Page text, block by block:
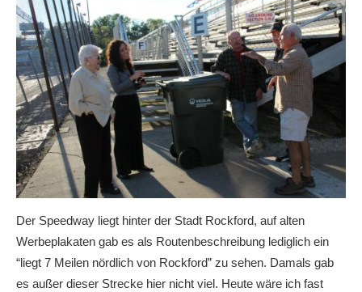
Der Speedway liegt hinter der Stadt Rockford, auf alten
Werbeplakaten gab es als Routenbeschreibung lediglich ein
“liegt 7 Meilen nördlich von Rockford” zu sehen. Damals gab
es außer dieser Strecke hier nicht viel. Heute wäre ich fast